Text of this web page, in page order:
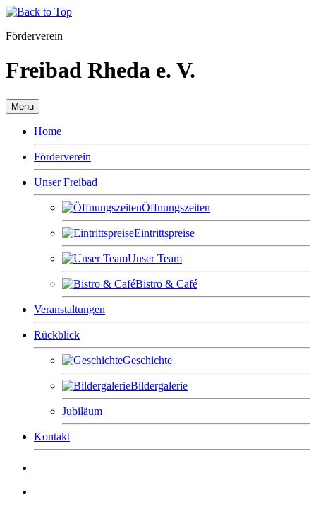
Förderverein
Freibad Rheda e. V.
Menu
Home
Förderverein
Unser Freibad
Öffnungszeiten
Eintrittspreise
Unser Team
Bistro & Café
Veranstaltungen
Rückblick
Geschichte
Bildergalerie
Jubiläum
Kontakt